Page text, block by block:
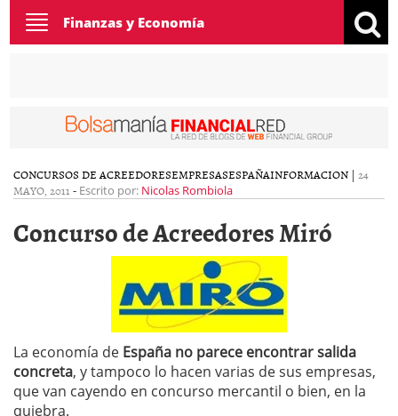
Toggle
navigation
Finanzas y Economía
CONCURSOS DE ACREEDORESEMPRESASESPAÑAINFORMACION | 24
MAYO, 2011 - Escrito por: Nicolas Rombiola
Concurso de Acreedores Miró
La economía de España no parece encontrar salida
concreta, y tampoco lo hacen varias de sus empresas,
que van cayendo en concurso mercantil o bien, en la
quiebra.